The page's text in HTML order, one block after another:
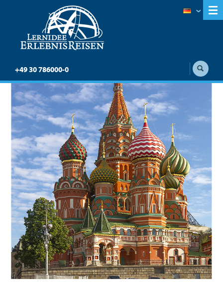
+49 30 786000-0
Zarengold: Ulaan Baatar
– St. Petersburg
Sonderzugreise Zarengold auf der
Transsibirischen Eisenbahn von Ulaan Baatar
nach St. Petersburg